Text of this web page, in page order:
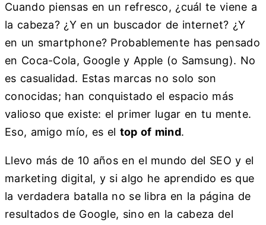
Cuando piensas en un refresco, ¿cuál te viene a
la cabeza? ¿Y en un buscador de internet? ¿Y
en un smartphone? Probablemente has pensado
en Coca-Cola, Google y Apple (o Samsung). No
es casualidad. Estas marcas no solo son
conocidas; han conquistado el espacio más
valioso que existe: el primer lugar en tu mente.
Eso, amigo mío, es el top of mind.
Llevo más de 10 años en el mundo del SEO y el
marketing digital, y si algo he aprendido es que
la verdadera batalla no se libra en la página de
resultados de Google, sino en la cabeza del